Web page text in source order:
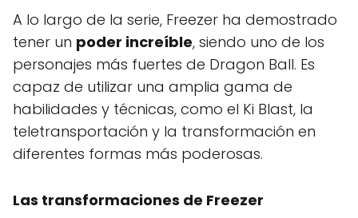
A lo largo de la serie, Freezer ha demostrado
tener un poder increíble, siendo uno de los
personajes más fuertes de Dragon Ball. Es
capaz de utilizar una amplia gama de
habilidades y técnicas, como el Ki Blast, la
teletransportación y la transformación en
diferentes formas más poderosas.
Las transformaciones de Freezer